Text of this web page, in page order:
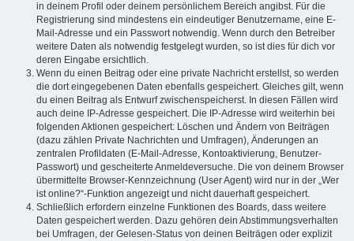
in deinem Profil oder deinem persönlichem Bereich angibst. Für die
Registrierung sind mindestens ein eindeutiger Benutzername, eine E-
Mail-Adresse und ein Passwort notwendig. Wenn durch den Betreiber
weitere Daten als notwendig festgelegt wurden, so ist dies für dich vor
deren Eingabe ersichtlich.
Wenn du einen Beitrag oder eine private Nachricht erstellst, so werden
die dort eingegebenen Daten ebenfalls gespeichert. Gleiches gilt, wenn
du einen Beitrag als Entwurf zwischenspeicherst. In diesen Fällen wird
auch deine IP-Adresse gespeichert. Die IP-Adresse wird weiterhin bei
folgenden Aktionen gespeichert: Löschen und Ändern von Beiträgen
(dazu zählen Private Nachrichten und Umfragen), Änderungen an
zentralen Profildaten (E-Mail-Adresse, Kontoaktivierung, Benutzer-
Passwort) und gescheiterte Anmeldeversuche. Die von deinem Browser
übermittelte Browser-Kennzeichnung (User Agent) wird nur in der „Wer
ist online?“-Funktion angezeigt und nicht dauerhaft gespeichert.
Schließlich erfordern einzelne Funktionen des Boards, dass weitere
Daten gespeichert werden. Dazu gehören dein Abstimmungsverhalten
bei Umfragen, der Gelesen-Status von deinen Beiträgen oder explizit